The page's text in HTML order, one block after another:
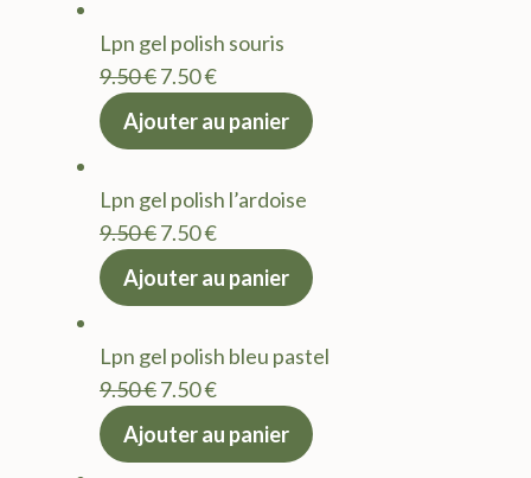
9.50 €.7.50 €.
Lpn gel polish souris
9.50€Le
prix
9.50 €.
7.50€Le
actuel
7.50 €.
Ajouter au panier
Lpn gel polish l’ardoise
9.50€Le
prix
9.50 €.
7.50€Le
actuel
7.50 €.
Ajouter au panier
Lpn gel polish bleu pastel
9.50€Le
prix
7.50€Le
actuel
Ajouter au panier